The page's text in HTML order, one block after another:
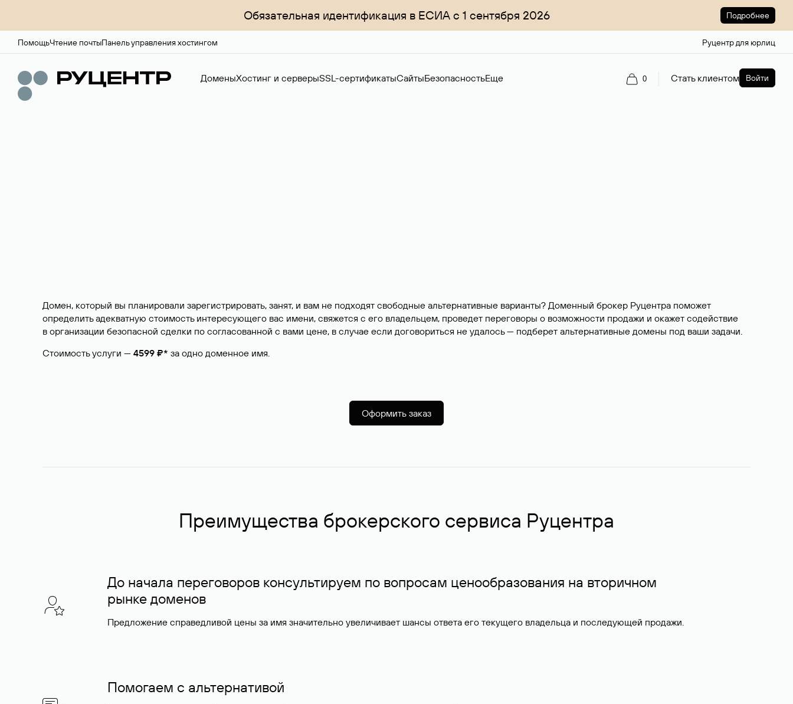
Обязательная идентификация в ЕСИА с 1 сентября 2026 Подробнее
ПомощьЧтение почтыПанель управления хостингом Руцентр для юрлиц
ДоменыХостинг и серверыSSL-сертификатыСайтыБезопасностьЕще 0 Стать клиентом Войти
Домен, который вы планировали зарегистрировать, занят, и вам не подходят свободные альтернативные варианты? Доменный брокер Руцентра поможет
определить адекватную стоимость интересующего вас имени, свяжется с его владельцем, проведет переговоры о возможности продажи и окажет содействие
в организации безопасной сделки по согласованной с вами цене, в случае если договориться не удалось — подберет альтернативные домены под ваши задачи.
Стоимость услуги — 4599 ₽* за одно доменное имя.
Оформить заказ
Преимущества брокерского сервиса Руцентра
До начала переговоров консультируем по вопросам ценообразования на вторичном
рынке доменов
Предложение справедливой цены за имя значительно увеличивает шансы ответа его текущего владельца и последующей продажи.
Помогаем с альтернативой